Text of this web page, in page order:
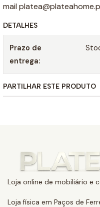
mail
DETALHES
Prazo de
entrega:
PARTILHAR ESTE PRODUTO
Loja online de mobiliário e
Loja física em Paços de